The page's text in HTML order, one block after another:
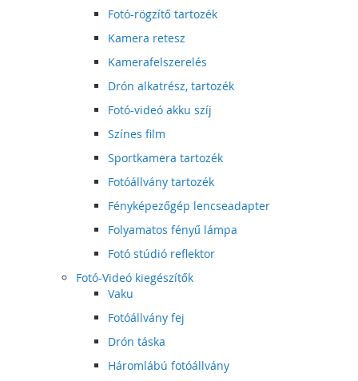
Fotó-rögzítő tartozék
Kamera retesz
Kamerafelszerelés
Drón alkatrész, tartozék
Fotó-videó akku szíj
Színes film
Sportkamera tartozék
Fotóállvány tartozék
Fényképezőgép lencseadapter
Folyamatos fényű lámpa
Fotó stúdió reflektor
Fotó-Videó kiegészítők
Vaku
Fotóállvány fej
Drón táska
Háromlábú fotóállvány